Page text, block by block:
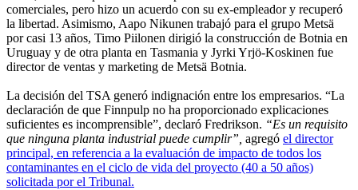
comerciales, pero hizo un acuerdo con su ex-empleador y recuperó
la libertad. Asimismo, Aapo Nikunen trabajó para el grupo Metsä
por casi 13 años, Timo Piilonen dirigió la construcción de Botnia en
Uruguay y de otra planta en Tasmania y Jyrki Yrjö-Koskinen fue
director de ventas y marketing de Metsä Botnia.
La decisión del TSA generó indignación entre los empresarios. “La
declaración de que Finnpulp no ha proporcionado explicaciones
suficientes es incomprensible”, declaró Fredrikson. “Es un requisito
que ninguna planta industrial puede cumplir”, agregó el director
principal, en referencia a la evaluación de impacto de todos los
contaminantes en el ciclo de vida del proyecto (40 a 50 años)
solicitada por el Tribunal.